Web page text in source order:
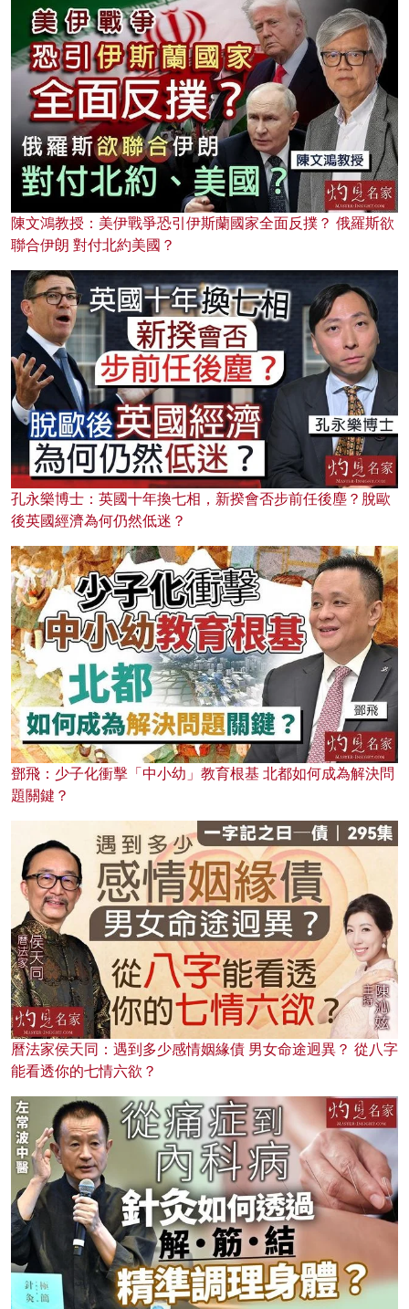
陳文鴻教授：美伊戰爭恐引伊斯蘭國家全面反撲？ 俄羅斯欲
聯合伊朗 對付北約美國？
孔永樂博士：英國十年換七相，新揆會否步前任後塵？脫歐
後英國經濟為何仍然低迷？
鄧飛：少子化衝擊「中小幼」教育根基 北都如何成為解決問
題關鍵？
曆法家侯天同：遇到多少感情姻緣債 男女命途迥異？ 從八字
能看透你的七情六欲？